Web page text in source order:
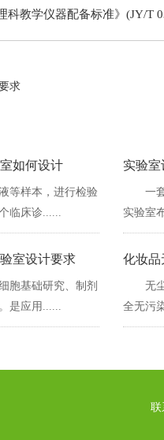
学仪器配备标准》(JY/T
求
室如何设计
等样本，进行检验
临床诊......
实验室
一
实验室
验室设计要求
基础研究、制剂
。是应用......
化妆品
无
全无污
联